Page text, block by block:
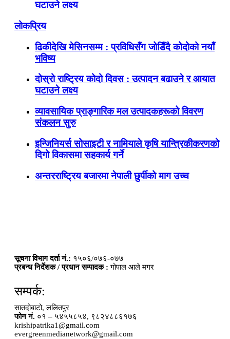
घटाउने लक्ष्य
लोकप्रिय
ढिकीदेखि मेसिनसम्म : प्रविधिसँग जोडिँदै कोदोको नयाँ
भविष्य
दोस्रो राष्ट्रिय कोदो दिवस : उत्पादन बढाउने र आयात
घटाउने लक्ष्य
व्यावसायिक प्राङ्गारिक मल उत्पादकहरूको विवरण
संकलन सुरु
इन्जिनियर्स सोसाइटी र नामियाले कृषि यान्त्रिकीकरणको
दिगो विकासमा सहकार्य गर्ने
अन्तरराष्ट्रिय बजारमा नेपाली छुर्पीको माग उच्च
सूचना विभाग दर्ता नं.: १५०६/०७६-०७७
प्रबन्ध निर्देशक / प्रधान सम्पादक : गोपाल आले मगर
सम्पर्क:
सातदोबाटो, ललितपुर
फोन नं. ०१ – ५४५५८५४, ९८२४८८६१७६
krishipatrika1@gmail.com
evergreenmedianetwork@gmail.com